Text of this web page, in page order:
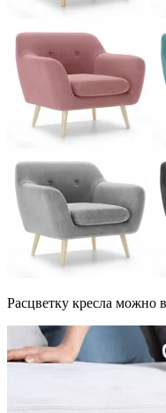
Расцветку кресла можно